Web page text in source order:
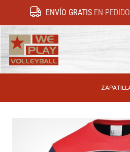
ENVÍO GRATISEN